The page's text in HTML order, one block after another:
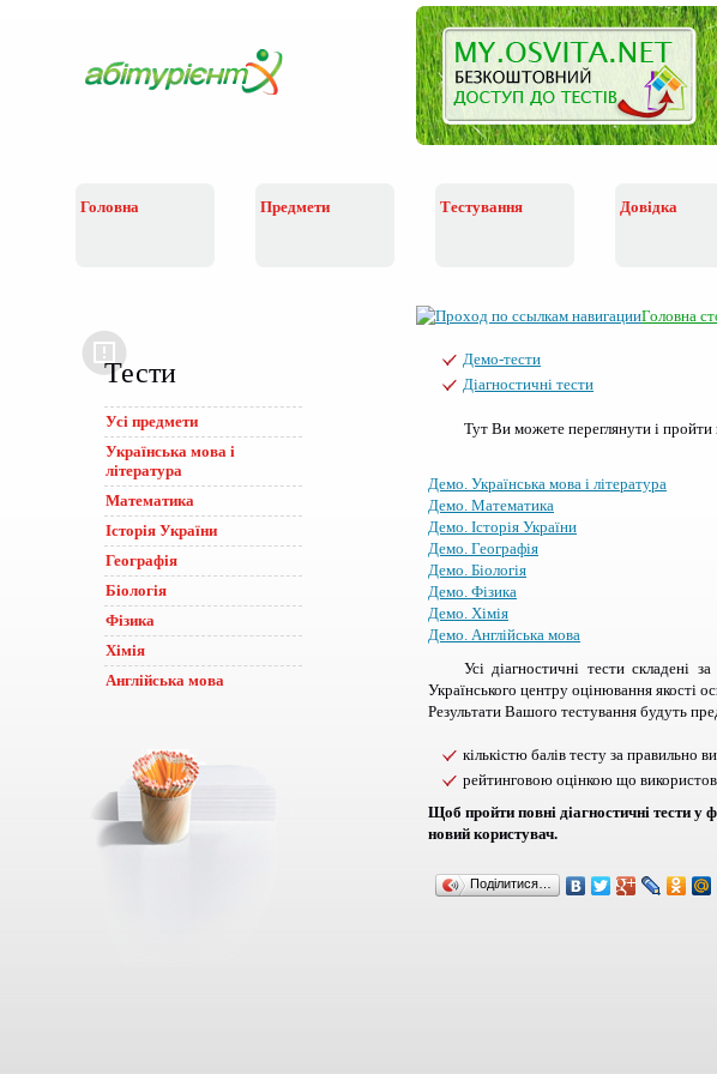
Головна Предмети Тестування Довідка
Тести
Усі предмети
Українська мова i
лiтература
Математика
Історія України
Географія
Біологія
Фізика
Хімія
Англійська мова
Головна
Демо-тести
Діагностичні тести
Тут Ви можете переглянути і пройти
Демо. Українська мова i лiтература
Демо. Математика
Демо. Історія України
Демо. Географія
Демо. Біологія
Демо. Фізика
Демо. Хімія
Демо. Англійська мова
Усі діагностичні тести складені
Українського центру оцінювання якості
Результати Вашого тестування будуть
кількістю балів тесту за правильно
рейтинговою оцінкою що
Щоб пройти повні діагностичні тести
новий користувач.
Поділитися…